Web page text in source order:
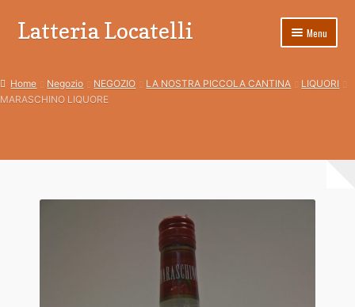
Vai
alla
Vai
al
Latteria Locatelli Menu
Blog
Home Negozio NEGOZIO LA NOSTRA PICCOLA CANTINA
LIQUORI
MARASCHINO LIQUORE